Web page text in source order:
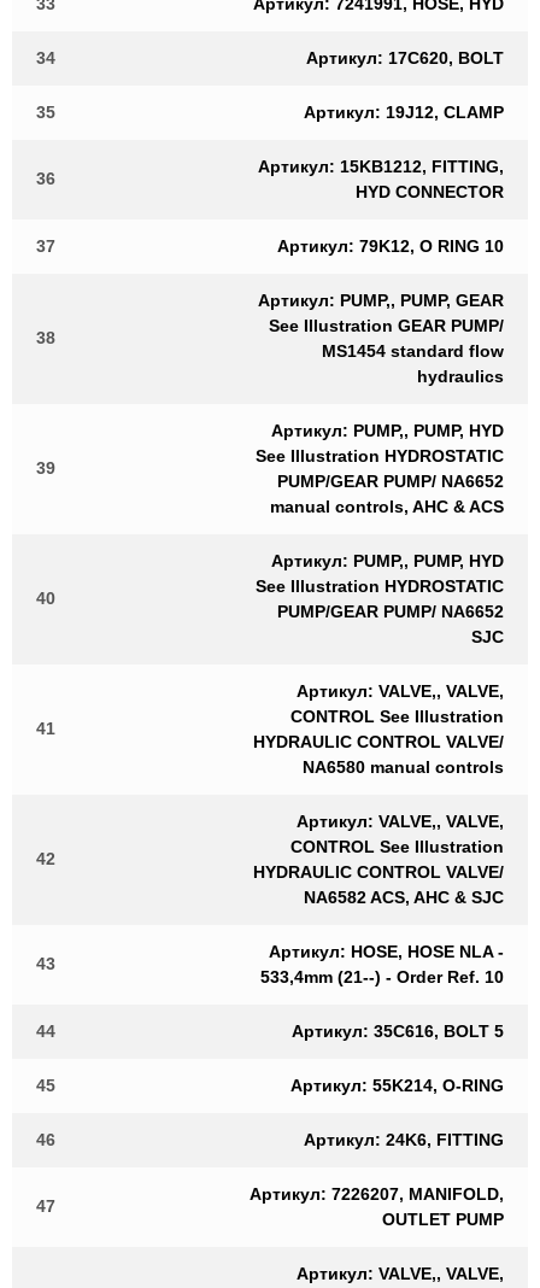
34 Артикул: 17C620, BOLT
35 Артикул: 19J12, CLAMP
36
Артикул: 15KB1212, FITTING,
HYD CONNECTOR
37 Артикул: 79K12, O RING 10
38
Артикул: PUMP,, PUMP, GEAR
See Illustration GEAR PUMP/
MS1454 standard flow
hydraulics
39
Артикул: PUMP,, PUMP, HYD
See Illustration HYDROSTATIC
PUMP/GEAR PUMP/ NA6652
manual controls, AHC & ACS
40
Артикул: PUMP,, PUMP, HYD
See Illustration HYDROSTATIC
PUMP/GEAR PUMP/ NA6652
SJC
41
Артикул: VALVE,, VALVE,
CONTROL See Illustration
HYDRAULIC CONTROL VALVE/
NA6580 manual controls
42
Артикул: VALVE,, VALVE,
CONTROL See Illustration
HYDRAULIC CONTROL VALVE/
NA6582 ACS, AHC & SJC
43
Артикул: HOSE, HOSE NLA -
533,4mm (21--) - Order Ref. 10
44 Артикул: 35C616, BOLT 5
45 Артикул: 55K214, O-RING
46 Артикул: 24K6, FITTING
47
Артикул: 7226207, MANIFOLD,
OUTLET PUMP
Артикул: VALVE,, VALVE,